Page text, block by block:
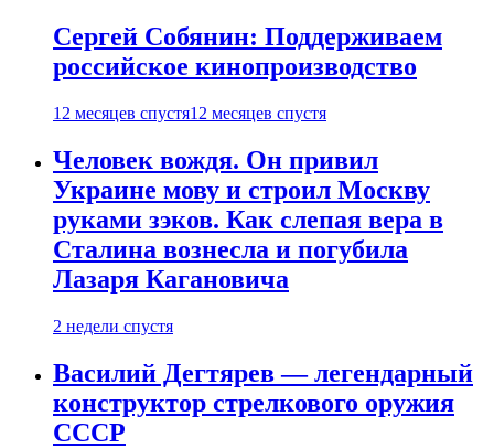
Сергей Собянин: Поддерживаем
российское кинопроизводство
12 месяцев спустя12 месяцев спустя
Человек вождя. Он привил
Украине мову и строил Москву
руками зэков. Как слепая вера в
Сталина вознесла и погубила
Лазаря Кагановича
2 недели спустя
Василий Дегтярев — легендарный
конструктор стрелкового оружия
СССР